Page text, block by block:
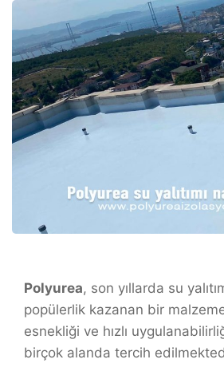
Polyurea, son yıllarda su
popülerlik kazanan bir
esnekliği ve hızlı
birçok alanda tercih